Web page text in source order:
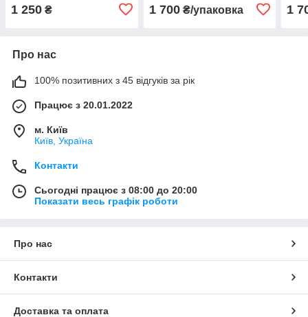
1 250 ₴ 1 700₴/упаковка 1
Про нас
100% позитивних з 45 відгуків за рік
Працює з 20.01.2022
м. Київ
Київ, Україна
Контакти
Сьогодні працює з 08:00 до 20:00
Показати весь графік роботи
Про нас
Контакти
Доставка та оплата